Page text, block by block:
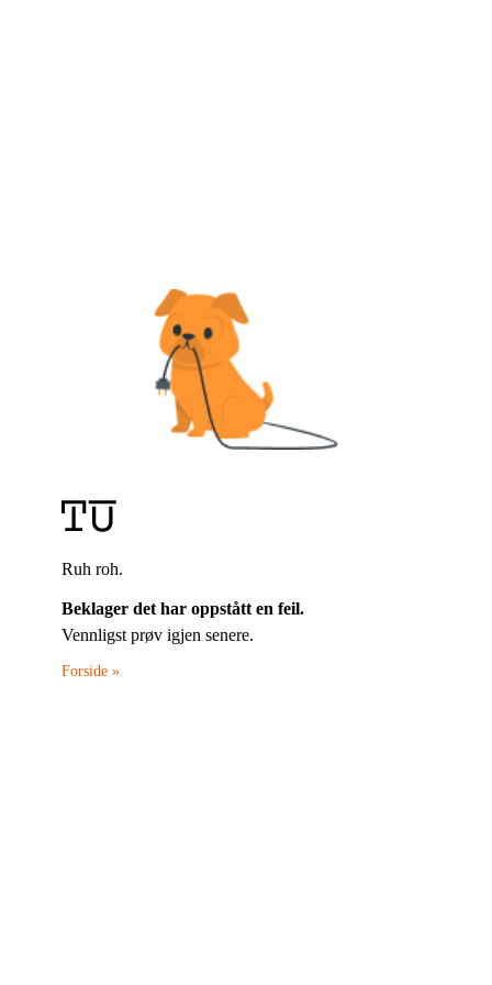
Ruh roh.
Beklager det har oppstått en feil.
Vennligst prøv igjen senere.
Forside »